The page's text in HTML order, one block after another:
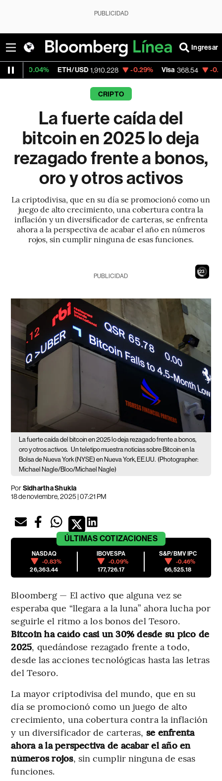
PUBLICIDAD
Ingresar
ETH/USD 1,910.228 -0.29% Visa 368.54 -0.28%
CRIPTO
La fuerte caída del
bitcoin en 2025 lo deja
rezagado frente a bonos,
oro y otros activos
La criptodivisa, que en su día se promocionó como un
juego de alto crecimiento, una cobertura contra la
inflación y un diversificador de carteras, se enfrenta
ahora a la perspectiva de acabar el año en números
rojos, sin cumplir ninguna de esas funciones.
21
PUBLICIDAD
La fuerte caída del bitcoin en 2025 lo deja rezagado frente a bonos,
oro y otros activos. Un teletipo muestra noticias sobre Bitcoin en la
Bolsa de Nueva York (NYSE) en Nueva York, EE.UU. (Photographer:
Michael Nagle/Bloo/Michael Nagle)
PorSidhartha Shukla
18 de noviembre, 2025 | 07:21 PM
ÚLTIMAS COTIZACIONES
NASDAQ
-0.83%
26,363.44
IBOVESPA
-0.09%
177,726.17
S&P/BMV IPC
-0.46%
66,525.18
Bloomberg — El activo que alguna vez se
esperaba que “llegara a la luna” ahora lucha por
seguirle el ritmo a los bonos del Tesoro.
Bitcoin ha caído casi un 30% desde su pico de
2025, quedándose rezagado frente a todo,
desde las acciones tecnológicas hasta las letras
del Tesoro.
La mayor criptodivisa del mundo, que en su
día se promocionó como un juego de alto
crecimiento, una cobertura contra la inflación
y un diversificador de carteras, se enfrenta
ahora a la perspectiva de acabar el año en
números rojos, sin cumplir ninguna de esas
funciones.